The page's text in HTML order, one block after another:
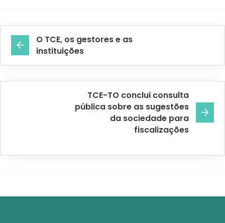
O TCE, os gestores e as
instituições
TCE-TO conclui consulta
pública sobre as sugestões
da sociedade para
fiscalizações